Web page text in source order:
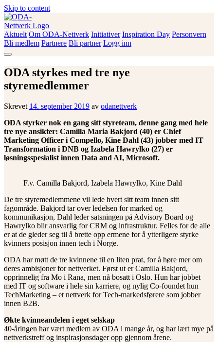
Skip to content
ODA-Nettverk
Aktuelt Om ODA-Nettverk Initiativer Inspiration Day Personvern
Bli medlem Partnere Bli partner Logg inn
ODA styrkes med tre nye
styremedlemmer
Skrevet 14. september 2019 av odanettverk
ODA styrker nok en gang sitt styreteam, denne gang med hele
tre nye ansikter: Camilla Maria Bakjord (40) er Chief
Marketing Officer i Compello, Kine Dahl (43) jobber med IT
Transformation i DNB og Izabela Hawrylko (27) er
løsningsspesialist innen Data and AI, Microsoft.
F.v. Camilla Bakjord, Izabela Hawrylko, Kine Dahl
De tre styremedlemmene vil lede hvert sitt team innen sitt
fagområde. Bakjord tar over ledelsen for marked og
kommunikasjon, Dahl leder satsningen på Advisory Board og
Hawrylko blir ansvarlig for CRM og infrastruktur. Felles for de alle
er at de gleder seg til å brette opp ermene for å ytterligere styrke
kvinners posisjon innen tech i Norge.
ODA har møtt de tre kvinnene til en liten prat, for å høre mer om
deres ambisjoner for nettverket. Først ut er Camilla Bakjord,
opprinnelig fra Mo i Rana, men nå bosatt i Oslo. Hun har jobbet
med IT og software i hele sin karriere, og nylig Co-foundet hun
TechMarketing – et nettverk for Tech-markedsførere som jobber
innen B2B.
Økte kvinneandelen i eget selskap
40-åringen har vært medlem av ODA i mange år, og har lært mye på
nettverkstreff og inspirasjonsdager opp gjennom årene.